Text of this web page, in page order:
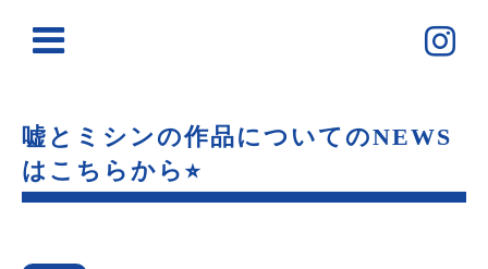
嘘とミシンの作品についてのNEWS
はこちらから⭐︎